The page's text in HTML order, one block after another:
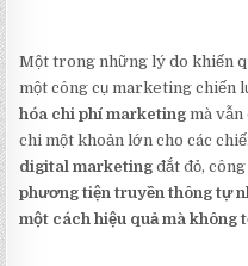
Một trong những lý do khiến
một công cụ marketing chiến
hóa chi phí marketing mà
chi một khoản lớn cho các
digital marketing đắt đỏ,
phương tiện truyền thông tự
một cách hiệu quả mà không